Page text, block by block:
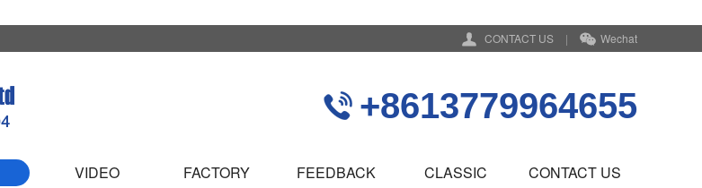
CONTACT US | Wechat
+8613779964655
VIDEO FACTORY FEEDBACK
CLASSIC
CONTACT US